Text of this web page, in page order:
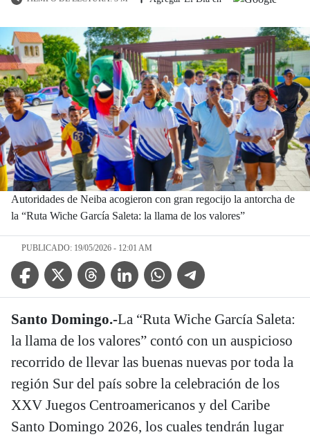
Autoridades de Neiba acogieron con gran regocijo la antorcha de
la “Ruta Wiche García Saleta: la llama de los valores”
PUBLICADO: 19/05/2026 - 12:01 AM
Facebook IconTwitter IconThreads IconLinkedin IconWhatsApp IconTelegram Icon
Santo Domingo.-La “Ruta Wiche García Saleta:
la llama de los valores” contó con un auspicioso
recorrido de llevar las buenas nuevas por toda la
región Sur del país sobre la celebración de los
XXV Juegos Centroamericanos y del Caribe
Santo Domingo 2026, los cuales tendrán lugar